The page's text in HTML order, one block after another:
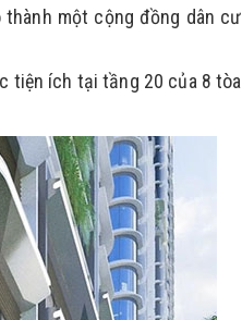
một cộng đồng dân cư
tiện ích tại tầng 20 của 8 tòa